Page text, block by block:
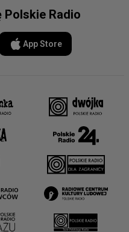
Polskie Radio
App Store